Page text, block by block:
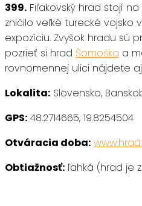
399. Fiľakovský hrad stojí
zničilo veľké turecké vojsko
expozíciu. Zvyšok hradu sú
pozrieť si hrad Šomoška a
rovnomennej ulici nájdete
Lokalita: Slovensko,
GPS: 48.2714665, 19.8254504
Otváracia doba:
Obtiažnosť: ľahká (hrad je